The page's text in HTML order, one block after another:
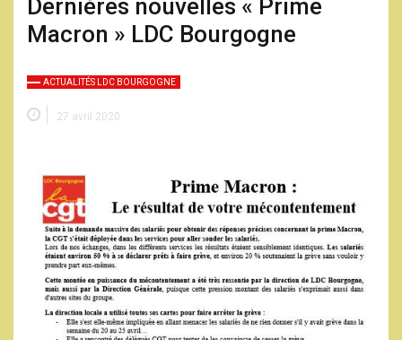
Dernières nouvelles « Prime
Macron » LDC Bourgogne
ACTUALITÉS LDC BOURGOGNE
27 avril 2020